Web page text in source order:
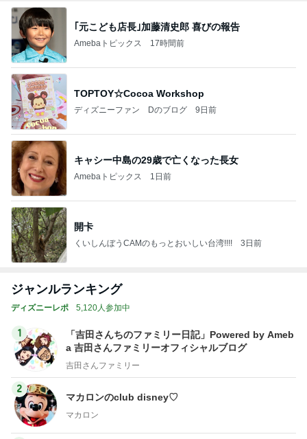
｢元こども店長｣加藤清史郎 喜びの報告
Amebaトピックス 17時間前
TOPTOY☆Cocoa Workshop
ディズニーファン Dのブログ 9日前
キャシー中島の29歳で亡くなった長女
Amebaトピックス 1日前
開卡
くいしんぼうCAMのもっとおいしい台湾!!!! 3日前
ジャンルランキング
ディズニーレポ 5,120人参加中
1
「吉田さんちのファミリー日記」Powered by Ameb
a 吉田さんファミリーオフィシャルブログ
吉田さんファミリー
2
マカロンのclub disney♡
マカロン